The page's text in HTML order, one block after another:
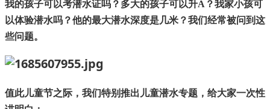
我的孩子可以考潜水证吗？多大的孩子可以升A？我家小孩可
以体验潜水吗？他的最大潜水深度是几米？我们经常被问到这
些问题。
值此儿童节之际，我们特别推出儿童潜水专题，给大家一次性